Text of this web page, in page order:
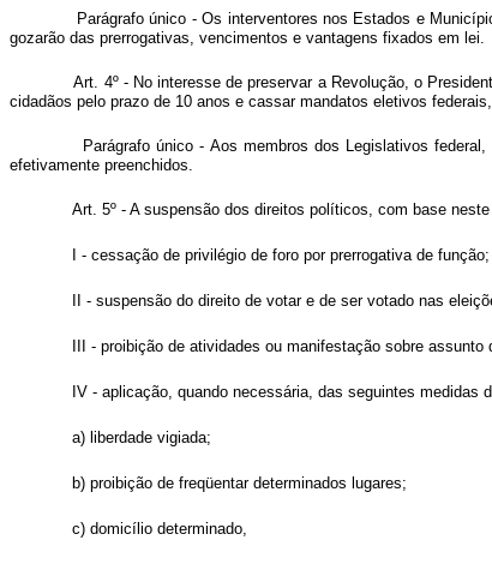
Parágrafo único - Os interventores nos Estados e
gozarão das prerrogativas, vencimentos e vantagens fixados em lei.
Art. 4º - No interesse de preservar a Revolução, o
cidadãos pelo prazo de 10 anos e cassar mandatos eletivos
Parágrafo único - Aos membros dos Legislativos
efetivamente preenchidos.
Art. 5º - A suspensão dos direitos políticos, com base
I - cessação de privilégio de foro por prerrogativa de função;
II - suspensão do direito de votar e de ser votado nas
III - proibição de atividades ou manifestação sobre assunto
IV - aplicação, quando necessária, das seguintes medidas
a) liberdade vigiada;
b) proibição de freqüentar determinados lugares;
c) domicílio determinado,